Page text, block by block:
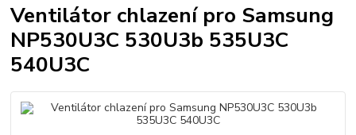
Ventilátor chlazení pro Samsung
NP530U3C 530U3b 535U3C
540U3C